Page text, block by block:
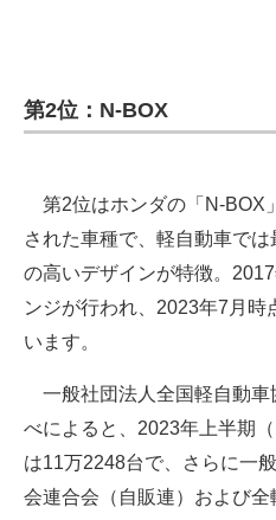
第2位：N-BOX
第2位はホンダの「N-BOX
された車種で、軽自動車で
の高いデザインが特徴。
ンジが行われ、2023年7月時
います。
一般社団法人全国軽自動車
べによると、2023年上半期
は11万2248台で、さらに一
会連合会（自販連）および